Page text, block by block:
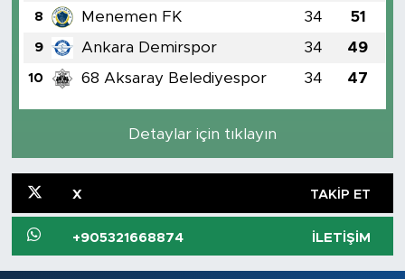
8 Menemen FK 34 51
9 Ankara Demirspor 34 49
10 68 Aksaray Belediyespor 34 47
Detaylar için tıklayın
X TAKIP ET
+905321668874 İLETIŞIM